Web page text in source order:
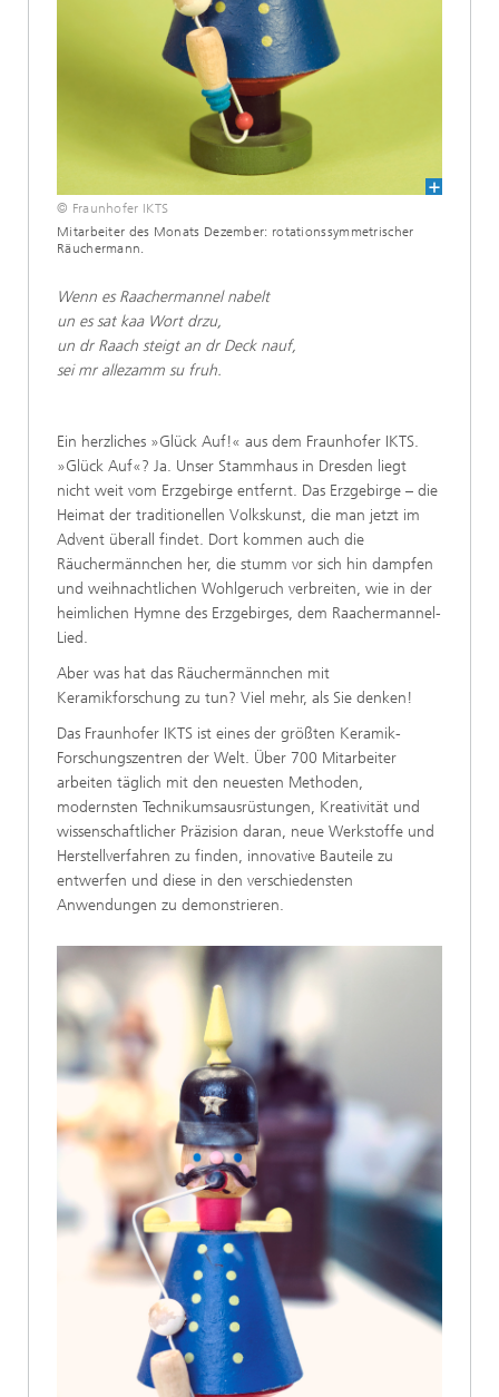
© Fraunhofer IKTS
Mitarbeiter des Monats Dezember: rotationssymmetrischer
Räuchermann.
Wenn es Raachermannel nabelt
un es sat kaa Wort drzu,
un dr Raach steigt an dr Deck nauf,
sei mr allezamm su fruh.
Ein herzliches »Glück Auf!« aus dem Fraunhofer IKTS.
»Glück Auf«? Ja. Unser Stammhaus in Dresden liegt
nicht weit vom Erzgebirge entfernt. Das Erzgebirge – die
Heimat der traditionellen Volkskunst, die man jetzt im
Advent überall findet. Dort kommen auch die
Räuchermännchen her, die stumm vor sich hin dampfen
und weihnachtlichen Wohlgeruch verbreiten, wie in der
heimlichen Hymne des Erzgebirges, dem Raachermannel-
Lied.
Aber was hat das Räuchermännchen mit
Keramikforschung zu tun? Viel mehr, als Sie denken!
Das Fraunhofer IKTS ist eines der größten Keramik-
Forschungszentren der Welt. Über 700 Mitarbeiter
arbeiten täglich mit den neuesten Methoden,
modernsten Technikumsausrüstungen, Kreativität und
wissenschaftlicher Präzision daran, neue Werkstoffe und
Herstellverfahren zu finden, innovative Bauteile zu
entwerfen und diese in den verschiedensten
Anwendungen zu demonstrieren.